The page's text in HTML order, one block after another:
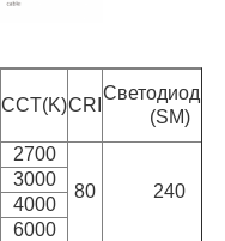
CCT(K)CRI
(SM)
2700
80
240
3000
4000
6000